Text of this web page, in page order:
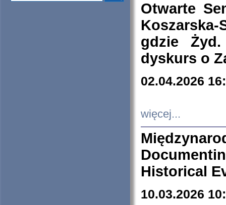
Otwarte
Koszarska-
gdzie
dyskurs o
02.04.2026
więcej...
Historical
10.03.2026